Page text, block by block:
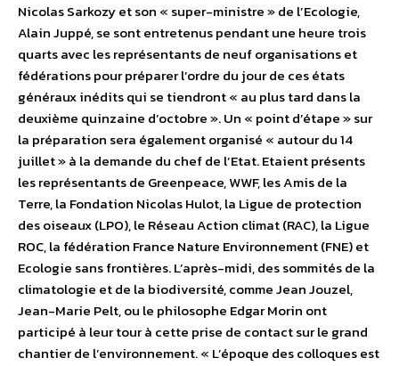
Nicolas Sarkozy et son « super-ministre » de l’Ecologie,
Alain Juppé, se sont entretenus pendant une heure trois
quarts avec les représentants de neuf organisations et
fédérations pour préparer l’ordre du jour de ces états
généraux inédits qui se tiendront « au plus tard dans la
deuxième quinzaine d’octobre ». Un « point d’étape » sur
la préparation sera également organisé « autour du 14
juillet » à la demande du chef de l’Etat. Etaient présents
les représentants de Greenpeace, WWF, les Amis de la
Terre, la Fondation Nicolas Hulot, la Ligue de protection
des oiseaux (LPO), le Réseau Action climat (RAC), la Ligue
ROC, la fédération France Nature Environnement (FNE) et
Ecologie sans frontières. L’après-midi, des sommités de la
climatologie et de la biodiversité, comme Jean Jouzel,
Jean-Marie Pelt, ou le philosophe Edgar Morin ont
participé à leur tour à cette prise de contact sur le grand
chantier de l’environnement. « L’époque des colloques est